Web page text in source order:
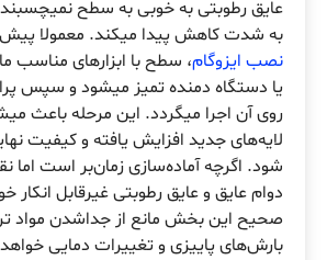
عایق رطوبتی به خوبی به سطح
به شدت کاهش پیدا میکند. معمولا پیش
نصب ایزوگام، سطح با ابزارهای مناسب
یا دستگاه دمنده تمیز میشود و سپس
روی آن اجرا میگردد. این مرحله باعث
لایه‌های جدید افزایش یافته و کیفیت
شود. اگرچه آماده‌سازی زمان‌بر است اما
دوام عایق و عایق رطوبتی غیرقابل انکار
صحیح این بخش مانع از جداشدن مواد
بارش‌های پاییزی و تغییرات دمایی